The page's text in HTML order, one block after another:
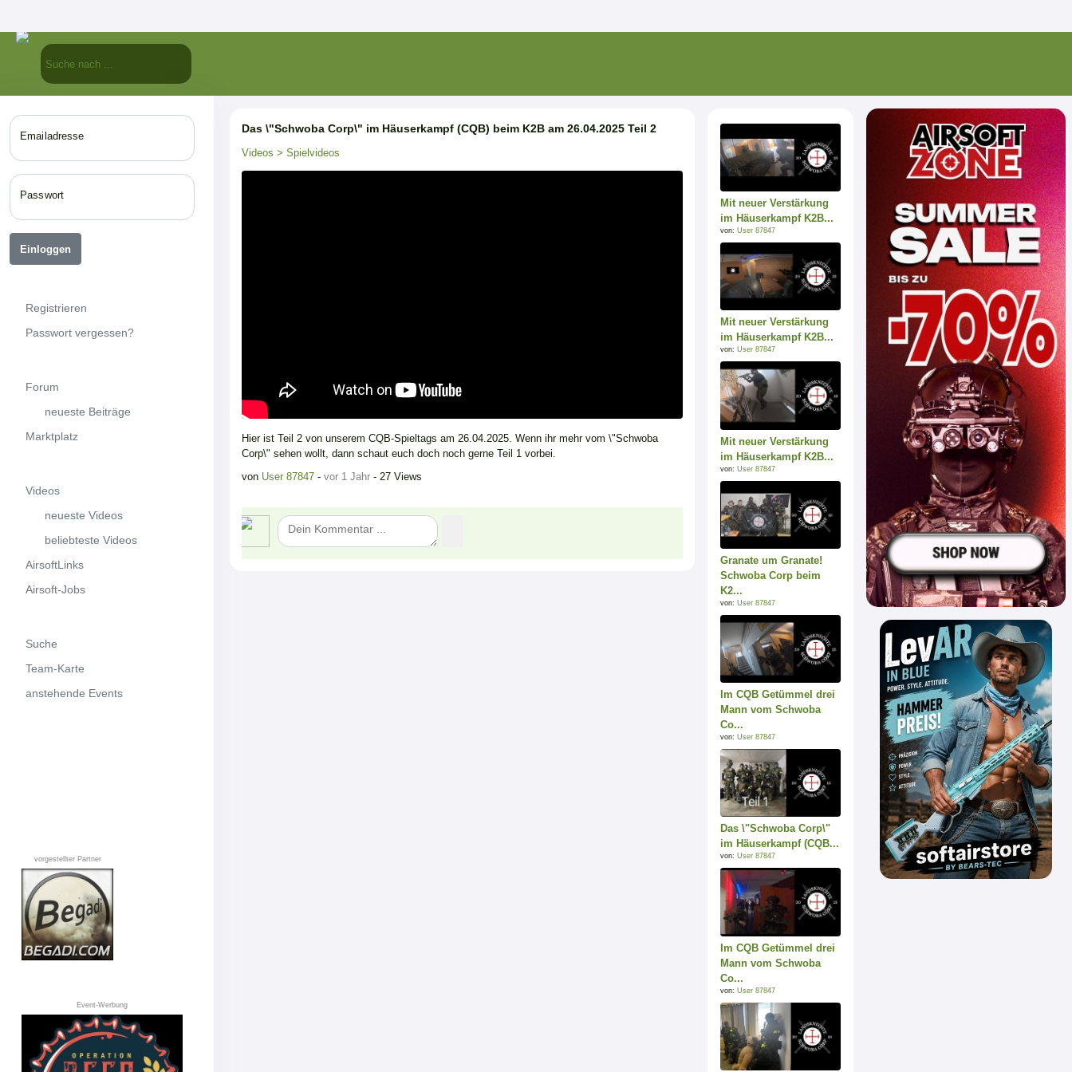
Emailadresse
Passwort
Einloggen
Registrieren
Passwort vergessen?
Forum
neueste Beiträge
Marktplatz
Videos
neueste Videos
beliebteste Videos
AirsoftLinks
Airsoft-Jobs
Suche
Team-Karte
anstehende Events
vorgestellter Partner
Event-Werbung
Das \"Schwoba Corp\" im Häuserkampf (CQB) beim K2B am 26.04.2025 Teil 2
Videos > Spielvideos
Hier ist Teil 2 von unserem CQB-Spieltags am 26.04.2025. Wenn ihr mehr vom \"Schwoba
Corp\" sehen wollt, dann schaut euch doch noch gerne Teil 1 vorbei.
von User 87847 - vor 1 Jahr - 27 Views
Mit neuer Verstärkung
im Häuserkampf K2B...
von: User 87847
Mit neuer Verstärkung
im Häuserkampf K2B...
von: User 87847
Mit neuer Verstärkung
im Häuserkampf K2B...
von: User 87847
Granate um Granate!
Schwoba Corp beim
K2...
von: User 87847
Im CQB Getümmel drei
Mann vom Schwoba
Co...
von: User 87847
Das \"Schwoba Corp\"
im Häuserkampf (CQB...
von: User 87847
Im CQB Getümmel drei
Mann vom Schwoba
Co...
von: User 87847